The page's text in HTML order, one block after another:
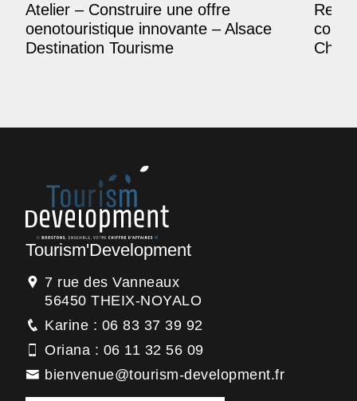
Atelier – Construire une offre
oenotouristique innovante – Alsace
Destination Tourisme
Tourism'Development
7 rue des Vanneaux
56450 THEIX-NOYALO
Karine : 06 83 37 39 92
Oriana : 06 11 32 56 09
bienvenue@tourism-development.fr